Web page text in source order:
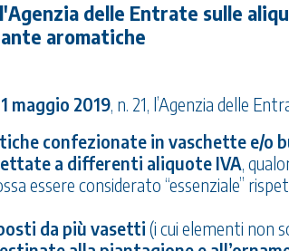
delle Entrate sulle
aromatiche
maggio 2019, n. 21, l’Agenzia delle
confezionate in vaschette e/
a differenti aliquote IVA,
essere considerato “essenziale”
da più vasetti (i cui elementi non